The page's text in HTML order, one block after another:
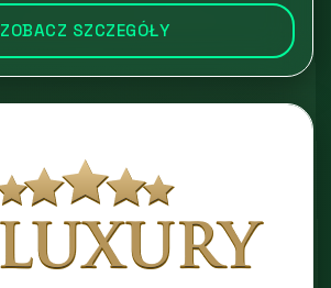
ZOBACZ SZCZEGÓŁY